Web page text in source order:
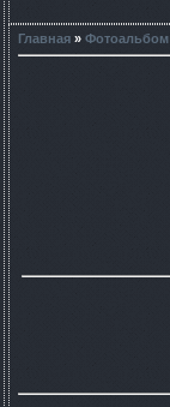
Главная » Фотоальбом